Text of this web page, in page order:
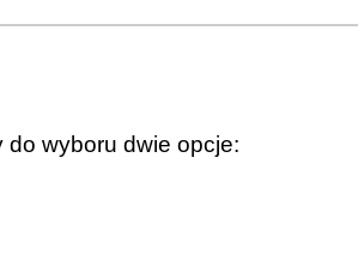
do wyboru dwie opcje: